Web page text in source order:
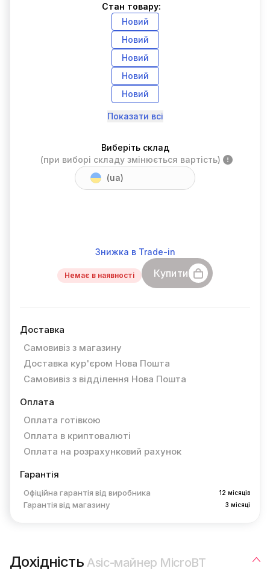
Стан товару:
Новий
Новий
Новий
Новий
Новий
Показати всі
Виберіть склад
(при виборі складу змінюється вартість)
(ua)
Знижка в Trade-in
Немає в наявності Купити
Доставка
Самовивіз з магазину
Доставка кур'єром Нова Пошта
Самовивіз з відділення Нова Пошта
Оплата
Оплата готівкою
Оплата в криптовалюті
Оплата на розрахунковий рахунок
Гарантія
Офіційна гарантія від виробника 12 місяців
Гарантія від магазину 3 місяці
ДохідністьAsic-майнер MicroBT